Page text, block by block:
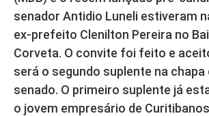
senador Antidio Luneli estiveram
ex-prefeito Clenilton Pereira no
Corveta. O convite foi feito e
será o segundo suplente na chapa
senado. O primeiro suplente já
o jovem empresário de